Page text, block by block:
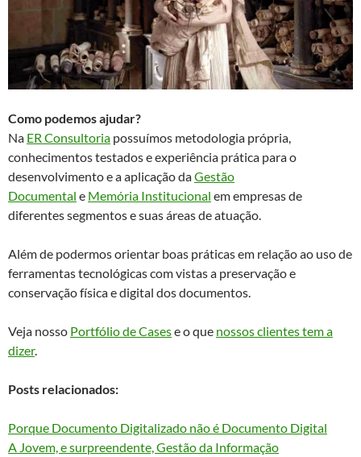
Como podemos ajudar?
Na ER Consultoria possuímos metodologia própria,
conhecimentos testados e experiência prática para o
desenvolvimento e a aplicação daGestão
Documental e Memória Institucional em empresas de
diferentes segmentos e suas áreas de atuação.
Além de podermos orientar boas práticas em relação ao uso de
ferramentas tecnológicas com vistas a preservação e
conservação física e digital dos documentos.
Veja nosso Portfólio de Casese o que nossos clientes tem a
dizer.
Posts relacionados:
Porque Documento Digitalizado não é Documento Digital
A Jovem, e surpreendente, Gestão da Informação